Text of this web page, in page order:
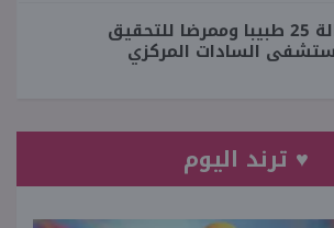
إحالة 25 طبيبا وممرضا للتحقيق
السادات المركزي
♥ ترند اليوم